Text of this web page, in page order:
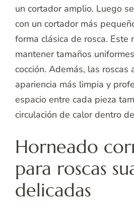
un cortador amplio. Luego
con un cortador más
forma clásica de rosca. Este
mantener tamaños
cocción. Además, las roscas
apariencia más limpia y
espacio entre cada pieza
circulación de calor dentro
Horneado
para roscas
delicadas